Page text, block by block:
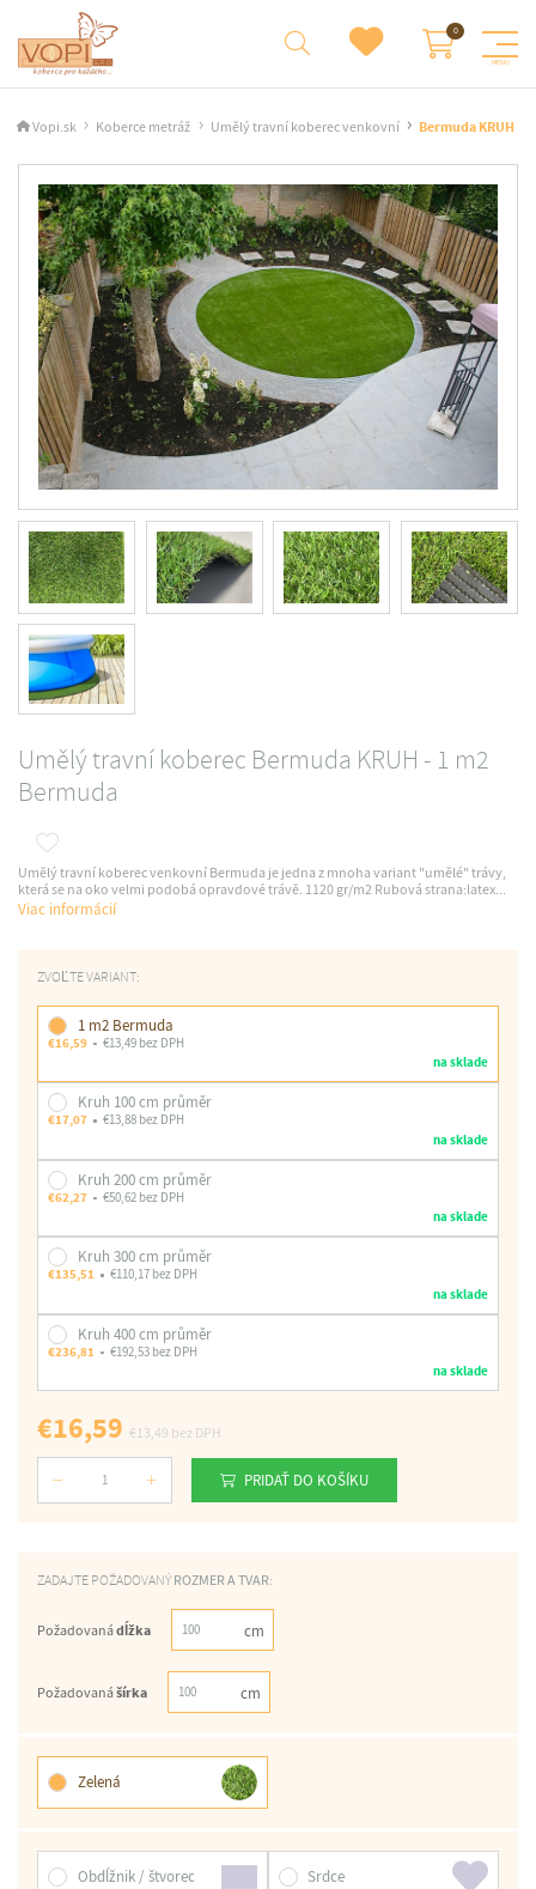
Vopi.sk Koberce metráž Umělý travní koberec venkovní Bermuda KRUH
Umělý travní koberec Bermuda KRUH - 1 m2
Bermuda
Umělý travní koberec venkovní Bermuda je jedna z mnoha variant "umělé" trávy,
která se na oko velmi podobá opravdové trávě. 1120 gr/m2 Rubová strana:latex...
Viac informácií
ZVOĽTE VARIANT:
1 m2 Bermuda
€16,59
€13,49 bez DPH
na sklade
Kruh 100 cm průměr
€17,07
€13,88 bez DPH
na sklade
Kruh 200 cm průměr
€62,27
€50,62 bez DPH
na sklade
Kruh 300 cm průměr
€135,51
€110,17 bez DPH
na sklade
Kruh 400 cm průměr
€236,81
€192,53 bez DPH
na sklade
€16,59 €13,49 bez DPH
Počet PRIDAŤ DO KOŠÍKU
ZADAJTE POŽADOVANÝROZMER A TVAR:
Požadovanádĺžka
Požadovanášírka
Zelená
Obdĺžnik / štvorec Srdce